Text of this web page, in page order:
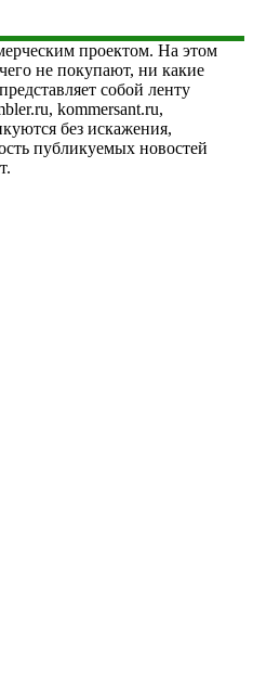
проектом. На этом
не покупают, ни какие
собой ленту
kommersant.ru,
без искажения,
публикуемых новостей